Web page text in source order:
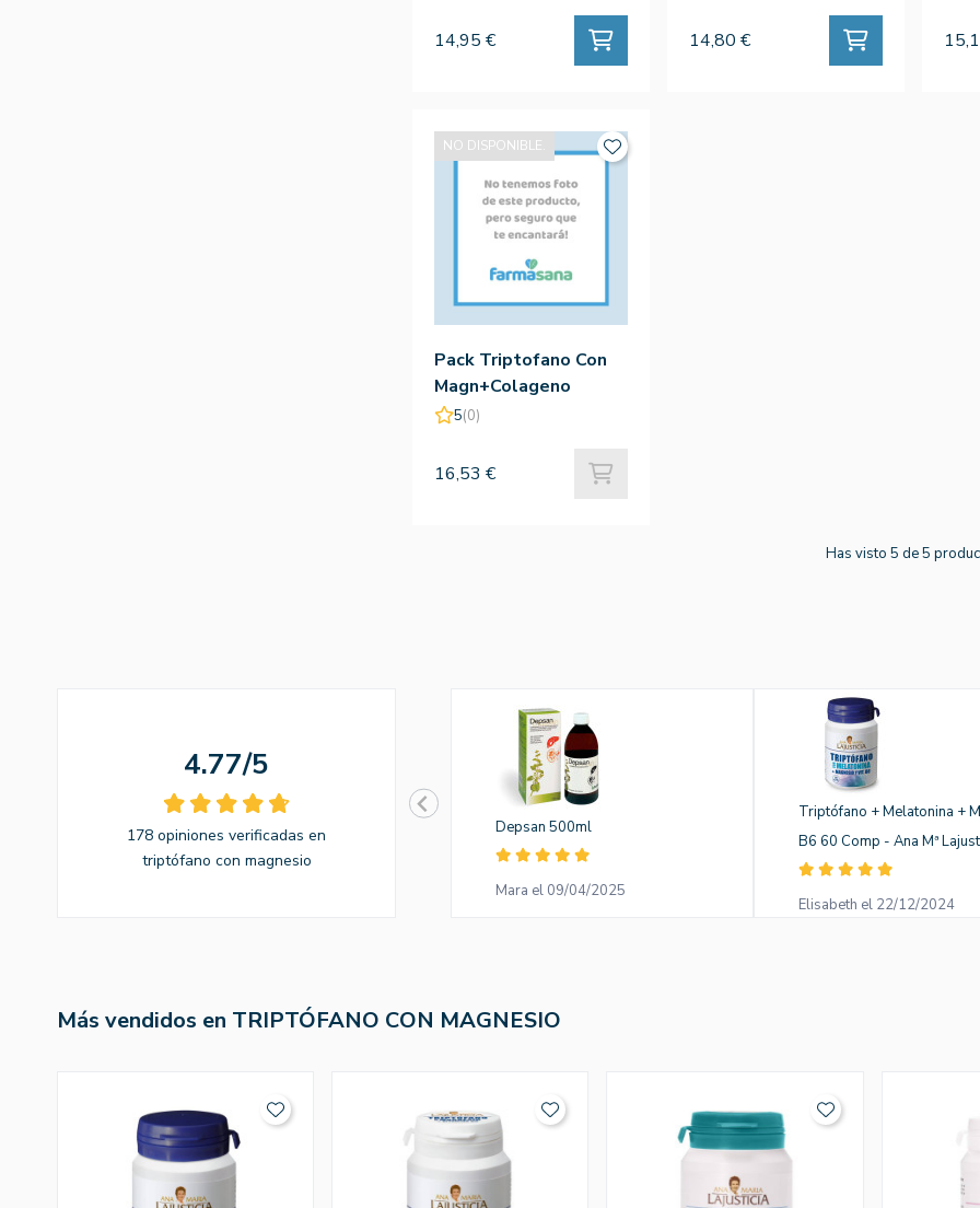
14,95 € 14,80 €
Pack Triptofano Con
Magn+Colageno
75Comp - Ana Mª
5(0)
16,53 €
NO DISPONIBLE.
Has visto 5 de 5
4.77/5
178 opiniones verificadas en
triptófano con magnesio
Depsan 500ml
Mara el 09/04/2025
Triptófano + Melatonina +
B6 60 Comp - Ana Mª
Elisabeth el 22/12/2024
Más vendidos en TRIPTÓFANO CON MAGNESIO